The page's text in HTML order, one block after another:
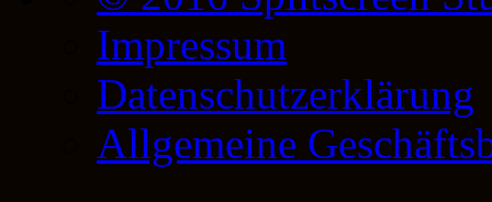
Impressum
Datenschutzerklärung
Allgemeine